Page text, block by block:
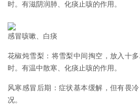
时。有滋阴润肺、化痰止咳的作用。
感冒咳嗽、白痰
花椒炖雪梨：将雪梨中间掏空，放入十
时。有温中散寒、化痰止咳的作用。
风寒感冒后期：症状基本缓解，但有畏
况。